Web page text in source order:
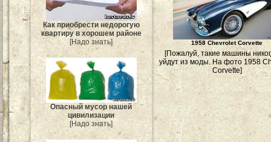
Как приобрести недорогую
квартиру в хорошем районе
[Надо знать]
Опасный мусор нашей
цивилизации
[Надо знать]
1958 Chevrolet Corvette
[Пожалуй, такие машины
уйдут из моды. На фото 1958
Corvette]